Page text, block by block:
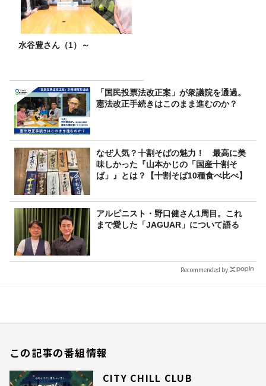
水谷豊さん（1）～
「国民投票法改正案」が衆議院を通過。
憲法改正手続きはこのまま進むのか？
なぜ人気？十割そばの魅力！ 最高に美
味しかった『山本かじの「国産十割そ
ば」』とは？【十割そば10種食べ比べ】
アルピニスト・野口健さん1周目。これ
まで愛した「JAGUAR」について語る
Recommended by
この記事の番組情報
CITY CHILL CLUB